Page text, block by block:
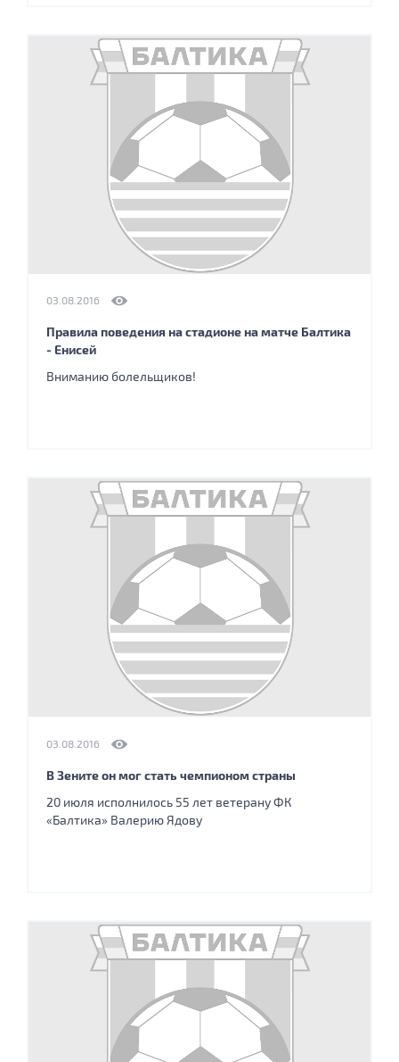
03.08.2016
Правила поведения на стадионе на матче Балтика
- Енисей
Вниманию болельщиков!
03.08.2016
В Зените он мог стать чемпионом страны
20 июля исполнилось 55 лет ветерану ФК
«Балтика» Валерию Ядову